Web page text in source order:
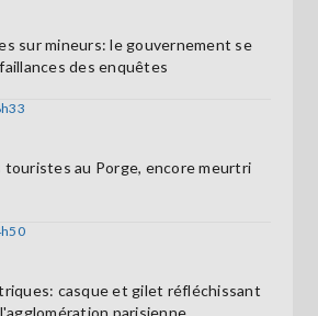
sur mineurs: le gouvernement se
des enquêtes
touristes au Porge, encore meurtri
casque et gilet réfléchissant
parisienne